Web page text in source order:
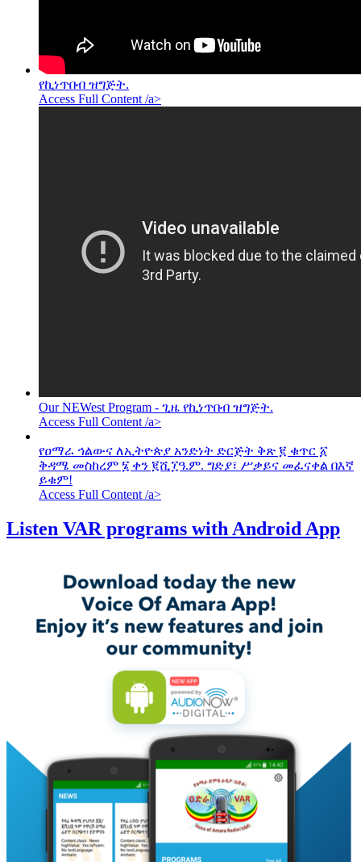
የኪነጥበብ ዝግጅት.
Access Full Content /a>
Our NEWest Program - ጊዜ የኪነጥበብ ዝግጅት.
Access Full Content /a>
የዐማራ ኅልውና ለኢትዮጵያ አንድነት ድርጅት ቅጽ ፪ ቁጥር ፩
ቅዳሜ መስከረም ፮ ቀን ፪ሺ፲ዓ.ም. ግድያ፣ ሥቃይና መፈናቀል በእኛ
ይቁም!
Access Full Content /a>
Listen VAR programs with Android App